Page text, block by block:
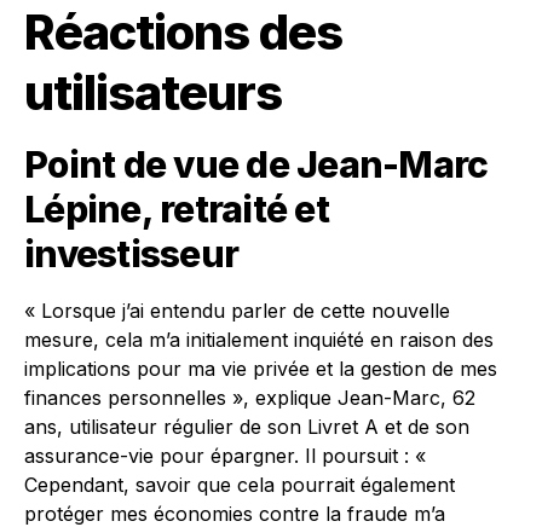
Réactions des
utilisateurs
Point de vue de Jean-Marc
Lépine, retraité et
investisseur
« Lorsque j’ai entendu parler de cette nouvelle
mesure, cela m’a initialement inquiété en raison des
implications pour ma vie privée et la gestion de mes
finances personnelles », explique Jean-Marc, 62
ans, utilisateur régulier de son Livret A et de son
assurance-vie pour épargner. Il poursuit : «
Cependant, savoir que cela pourrait également
protéger mes économies contre la fraude m’a